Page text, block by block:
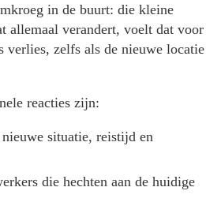
in de buurt: die kleine
allemaal verandert, voelt dat voor
verlies, zelfs als de nieuwe locatie
reacties zijn:
situatie, reistijd en
die hechten aan de huidige